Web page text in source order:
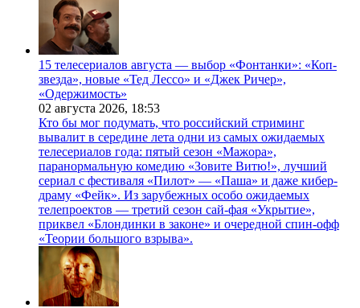
15 телесериалов августа — выбор «Фонтанки»: «Коп-
звезда», новые «Тед Лессо» и «Джек Ричер»,
«Одержимость»
02 августа 2026, 18:53
Кто бы мог подумать, что российский стриминг
вывалит в середине лета одни из самых ожидаемых
телесериалов года: пятый сезон «Мажора»,
паранормальную комедию «Зовите Витю!», лучший
сериал с фестиваля «Пилот» — «Паша» и даже кибер-
драму «Фейк». Из зарубежных особо ожидаемых
телепроектов — третий сезон сай-фая «Укрытие»,
приквел «Блондинки в законе» и очередной спин-офф
«Теории большого взрыва».